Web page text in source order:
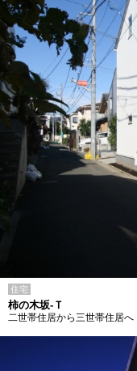
住宅
柿の木坂-Ｔ
二世帯住居から三世帯住居へ